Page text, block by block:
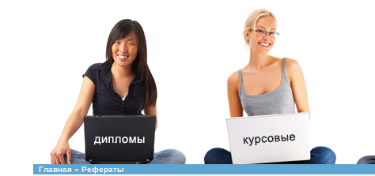
Главная » Рефераты